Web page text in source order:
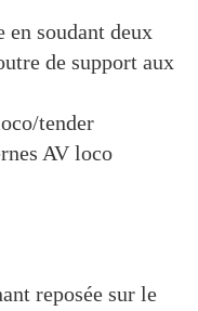
soudant deux
de support aux
tender
AV loco
reposée sur le